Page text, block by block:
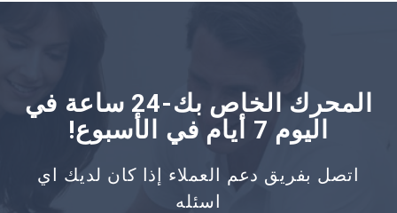
المحرك الخاص بك-24 ساعة في
اليوم 7 أيام في الأسبوع!
اتصل بفريق دعم العملاء إذا كان لديك اي
اسئله